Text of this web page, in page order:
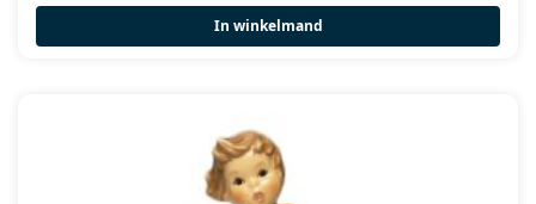
In winkelmand